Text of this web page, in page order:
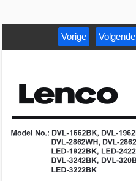
Vorige Volgende